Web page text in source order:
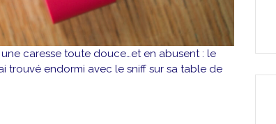
caresse toute douce…et en abusent : le
trouvé endormi avec le sniff sur sa table de